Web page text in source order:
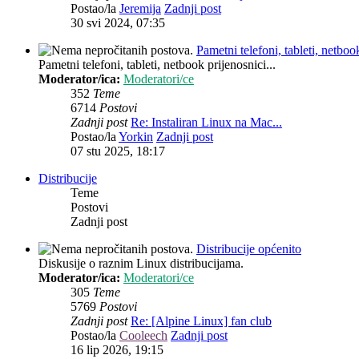
Postao/la Jeremija Zadnji post
30 svi 2024, 07:35
Pametni telefoni, tableti,
Pametni telefoni, tableti, netbook prijenosnici...
Moderator/ica: Moderatori/ce
352 Teme
6714 Postovi
Zadnji post Re: Instaliran Linux na Mac...
Postao/laYorkin Zadnji post
07 stu 2025, 18:17
Distribucije
Teme
Postovi
Zadnji post
Distribucije općenito
Diskusije o raznim Linux distribucijama.
Moderator/ica: Moderatori/ce
305 Teme
5769 Postovi
Zadnji post Re: [Alpine Linux] fan club
Postao/la Cooleech Zadnji post
16 lip 2026, 19:15